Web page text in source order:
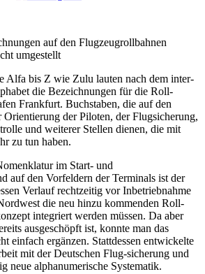
auf den Flugzeugrollbahnen
umgestellt
Alfa bis Z wie Zulu lauten nach dem inter­
die Bezeichnungen für die Roll­
Frankfurt. Buchstaben, die auf den
Orientierung der Piloten, der Flugsicherung,
und weiterer Stellen dienen, die mit
zu tun haben.
im Start- und
auf den Vorfeldern der Terminals ist der
Verlauf rechtzeitig vor Inbetriebnahme
die neu hinzu kommenden Roll­
integriert werden müssen. Da aber
ausgeschöpft ist, konnte man das
einfach ergänzen. Stattdessen entwickelte
mit der Deutschen Flug-sicherung und
neue alphanumerische Systematik.